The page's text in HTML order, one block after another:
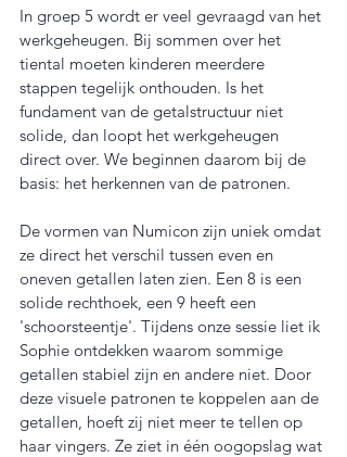
In groep 5 wordt er veel gevraagd van het
werkgeheugen. Bij sommen over het
tiental moeten kinderen meerdere
stappen tegelijk onthouden. Is het
fundament van de getalstructuur niet
solide, dan loopt het werkgeheugen
direct over. We beginnen daarom bij de
basis: het herkennen van de patronen.
De vormen van Numicon zijn uniek omdat
ze direct het verschil tussen even en
oneven getallen laten zien. Een 8 is een
solide rechthoek, een 9 heeft een
'schoorsteentje'. Tijdens onze sessie liet ik
Sophie ontdekken waarom sommige
getallen stabiel zijn en andere niet. Door
deze visuele patronen te koppelen aan de
getallen, hoeft zij niet meer te tellen op
haar vingers. Ze ziet in één oogopslag wat